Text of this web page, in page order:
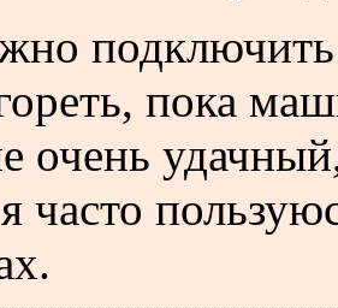
подключить
пока
очень
часто